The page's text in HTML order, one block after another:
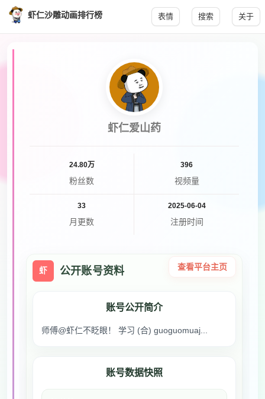
虾仁沙雕动画排行榜 表情 搜索 关于
虾仁爱山药
24.80万
粉丝数
396
视频量
33
月更数
2025-06-04
注册时间
虾 公开账号资料 查看平台主页
账号公开简介
师傅@虾仁不眨眼！ 学习 (合) guoguomuaj...
账号数据快照